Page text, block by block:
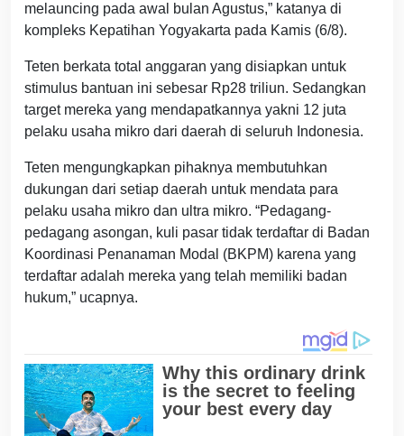
melauncing pada awal bulan Agustus,” katanya di
kompleks Kepatihan Yogyakarta pada Kamis (6/8).
Teten berkata total anggaran yang disiapkan untuk
stimulus bantuan ini sebesar Rp28 triliun. Sedangkan
target mereka yang mendapatkannya yakni 12 juta
pelaku usaha mikro dari daerah di seluruh Indonesia.
Teten mengungkapkan pihaknya membutuhkan
dukungan dari setiap daerah untuk mendata para
pelaku usaha mikro dan ultra mikro. “Pedagang-
pedagang asongan, kuli pasar tidak terdaftar di Badan
Koordinasi Penanaman Modal (BKPM) karena yang
terdaftar adalah mereka yang telah memiliki badan
hukum,” ucapnya.